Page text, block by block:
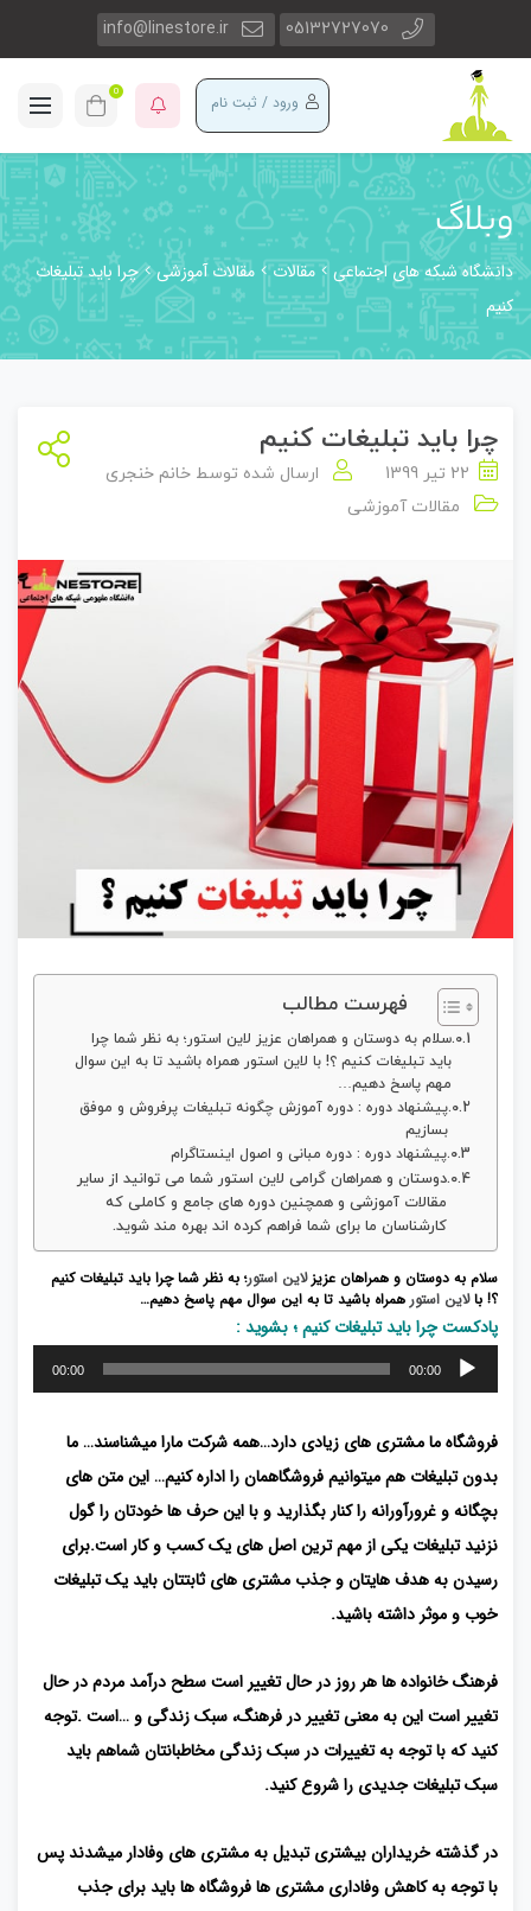
05132727070
info@linestore.ir
ورود / ثبت نام 0
وبلاگ
دانشگاه شبکه های اجتماعی مقالات مقالات آموزشی
چرا باید تبلیغات
کنیم
چرا باید تبلیغات کنیم
22 تیر 1399 ارسال شده توسط خانم خنجری
مقالات آموزشی
فهرست مطالب
سلام به دوستان و همراهان عزیز لاین استور؛ به نظر شما چرا
باید تبلیغات کنیم ؟! با لاین استور همراه باشید تا به این سوال
مهم پاسخ دهیم…
پیشنهاد دوره : دوره آموزش چگونه تبلیغات پرفروش و موفق
بسازیم
پیشنهاد دوره : دوره مبانی و اصول اینستاگرام
دوستان و همراهان گرامی لاین استور شما می توانید از سایر
مقالات آموزشی و همچنین دوره های جامع و کاملی که
کارشناسان ما برای شما فراهم کرده اند بهره مند شوید.
سلام به دوستان و همراهان عزیزلاین استور؛ به نظر شما چرا باید تبلیغات کنیم
؟! بالاین استورهمراه باشید تا به این سوال مهم پاسخ دهیم…
پادکست چرا باید تبلیغات کنیم ؛ بشوید :
پخش‌کننده
صوت
00:00
00:00
فروشگاه ما مشتری های زیادی دارد…همه شرکت مارا میشناسند… ما
بدون تبلیغات هم میتوانیم فروشگاهمان را اداره کنیم… این متن های
بچگانه و غرورآورانه را کنار بگذارید و با این حرف ها خودتان را گول
نزنید تبلیغات یکی از مهم ترین اصل های یک کسب و کار است.برای
رسیدن به هدف هایتان و جذب مشتری های ثابتتان باید یک تبلیغات
خوب و موثر داشته باشید.
فرهنگ خانواده ها هر روز در حال تغییر است سطح درآمد مردم در حال
تغییر است این به معنی تغییر در فرهنگ، سبک زندگی و …است .توجه
کنید که با توجه به تغییرات در سبک زندگی مخاطبانتان شماهم باید
سبک تبلیغات جدیدی را شروع کنید.
در گذشته خریداران بیشتری تبدیل به مشتری های وفادار میشدند پس
با توجه به کاهش وفاداری مشتری ها فروشگاه ها باید برای جذب